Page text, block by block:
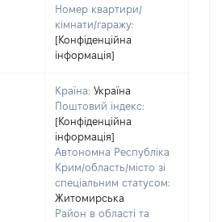
Номер квартири/
кімнати/гаражу:
[Конфіденційна
інформація]
Країна: Україна
Поштовий індекс:
[Конфіденційна
інформація]
Автономна Республіка
Крим/область/місто зі
спеціальним статусом:
Житомирська
Район в області та